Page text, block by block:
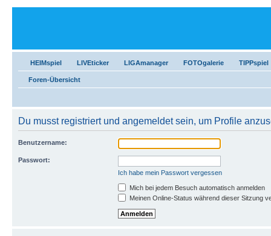
HEIMspiel LIVEticker LIGAmanager FOTOgalerie TIPPspiel
Foren-Übersicht
Du musst registriert und angemeldet sein, um Profile
Benutzername:
Passwort:
Ich habe mein Passwort vergessen
Mich bei jedem Besuch automatisch anmelden
Meinen Online-Status während dieser Sitzung